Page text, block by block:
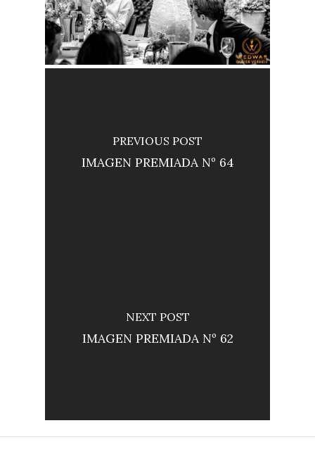
PREVIOUS POST
IMAGEN PREMIADA Nº 64
NEXT POST
IMAGEN PREMIADA Nº 62